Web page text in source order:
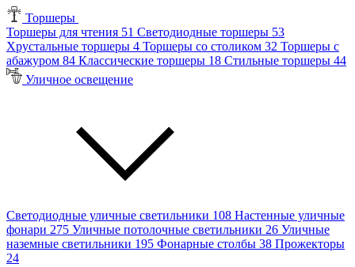
Торшеры
Торшеры для чтения 51 Светодиодные торшеры 53
Хрустальные торшеры 4 Торшеры со столиком 32 Торшеры с
абажуром 84 Классические торшеры 18 Стильные торшеры 44
Уличное освещение
Светодиодные уличные светильники 108 Настенные уличные
фонари 275 Уличные потолочные светильники 26 Уличные
наземные светильники 195 Фонарные столбы 38 Прожекторы
24